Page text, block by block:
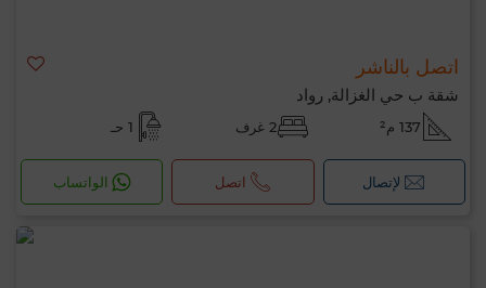
اتصل بالناشر
شقة ب حي الغزالة, رواد
137 م² 2 غرف 1 حـ
لإتصال اتصل الواتساب